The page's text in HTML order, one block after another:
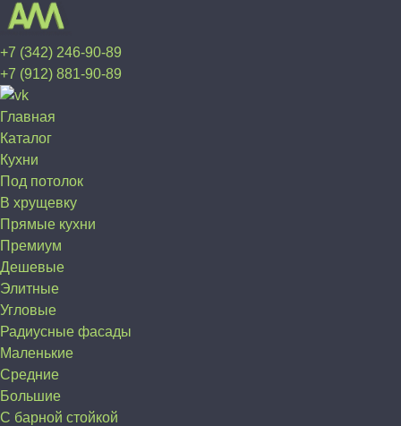
+7 (342) 246-90-89
+7 (912) 881-90-89
Главная
Каталог
Кухни
Под потолок
В хрущевку
Прямые кухни
Премиум
Дешевые
Элитные
Угловые
Радиусные фасады
Маленькие
Средние
Большие
С барной стойкой